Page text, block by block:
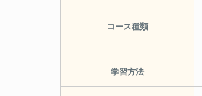
コース種類
学習方法